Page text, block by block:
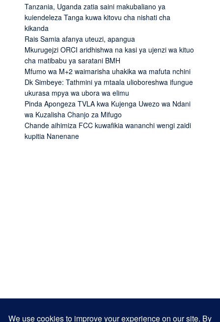
Tanzania, Uganda zatia saini makubaliano ya
kuiendeleza Tanga kuwa kitovu cha nishati cha
kikanda
Rais Samia afanya uteuzi, apangua
Mkurugejzi ORCI aridhishwa na kasi ya ujenzi wa kituo
cha matibabu ya saratani BMH
Mfumo wa M+2 waimarisha uhakika wa mafuta nchini
Dk Simbeye: Tathmini ya mtaala ulioboreshwa ifungue
ukurasa mpya wa ubora wa elimu
Pinda Apongeza TVLA kwa Kujenga Uwezo wa Ndani
wa Kuzalisha Chanjo za Mifugo
Chande aihimiza FCC kuwafikia wananchi wengi zaidi
kupitia Nanenane